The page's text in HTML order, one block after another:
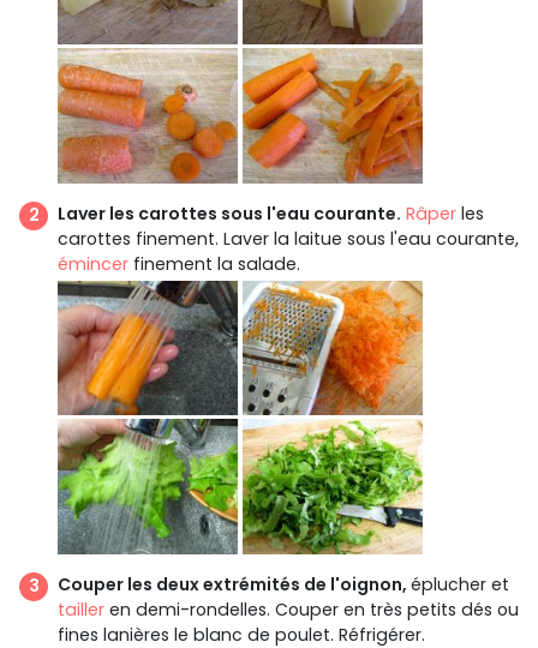
Laver les carottes sous l'eau courante. Râper les
carottes finement. Laver la laitue sous l'eau courante,
émincer finement la salade.
Couper les deux extrémités de l'oignon, éplucher et
tailler en demi-rondelles. Couper en très petits dés ou
fines lanières le blanc de poulet. Réfrigérer.